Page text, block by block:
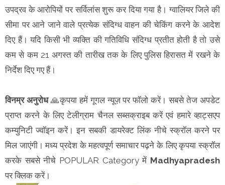
उपद्रव के आरोपियों पर सर्विलांस शुरू कर दिया गया है। ग्वालियर जिले की
सीमा पर आने जाने वाले प्रत्येक संदिग्ध वाहन की चेकिंग करने के आदेश
दिए हैं। यदि किसी भी व्यक्ति की गतिविधि संदिग्ध प्रतीत होती है तो उसे
कम से कम 21 अगस्त की तारीख तक के लिए पुलिस हिरासत में रखने के
निर्देश दिए गए हैं।
विनम्र अनुरोध 🙏कृपया हमें गूगल न्यूज़ पर फॉलो करें। सबसे तेज अपडेट
प्राप्त करने के लिए टेलीग्राम चैनल सब्सक्राइब करें एवं हमारे व्हाट्सएप
कम्युनिटी ज्वॉइन करें। इन सबकी डायरेक्ट लिंक नीचे स्क्रॉल करने पर
मिल जाएंगी। मध्य प्रदेश के महत्वपूर्ण समाचार पढ़ने के लिए कृपया स्क्रॉल
करके सबसे नीचे POPULAR Category में Madhyapradesh
पर क्लिक करें।